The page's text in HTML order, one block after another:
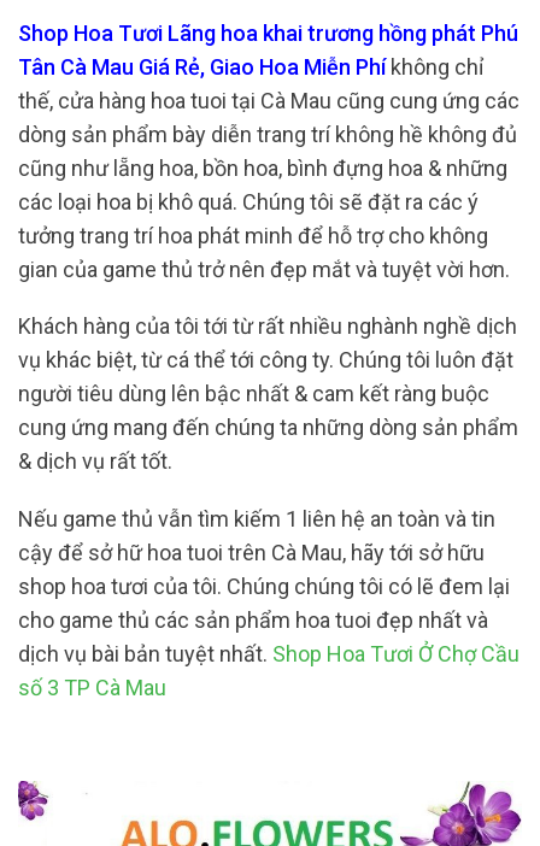
Shop Hoa Tươi Lãng hoa khai trương hồng phát Phú
Tân Cà Mau Giá Rẻ, Giao Hoa Miễn Phíkhông chỉ
thế, cửa hàng hoa tuoi tại Cà Mau cũng cung ứng các
dòng sản phẩm bày diễn trang trí không hề không đủ
cũng như lẵng hoa, bồn hoa, bình đựng hoa & những
các loại hoa bị khô quá. Chúng tôi sẽ đặt ra các ý
tưởng trang trí hoa phát minh để hỗ trợ cho không
gian của game thủ trở nên đẹp mắt và tuyệt vời hơn.
Khách hàng của tôi tới từ rất nhiều nghành nghề dịch
vụ khác biệt, từ cá thể tới công ty. Chúng tôi luôn đặt
người tiêu dùng lên bậc nhất & cam kết ràng buộc
cung ứng mang đến chúng ta những dòng sản phẩm
& dịch vụ rất tốt.
Nếu game thủ vẫn tìm kiếm 1 liên hệ an toàn và tin
cậy để sở hữ hoa tuoi trên Cà Mau, hãy tới sở hữu
shop hoa tươi của tôi. Chúng chúng tôi có lẽ đem lại
cho game thủ các sản phẩm hoa tuoi đẹp nhất và
dịch vụ bài bản tuyệt nhất. Shop Hoa Tươi Ở Chợ Cầu
số 3 TP Cà Mau